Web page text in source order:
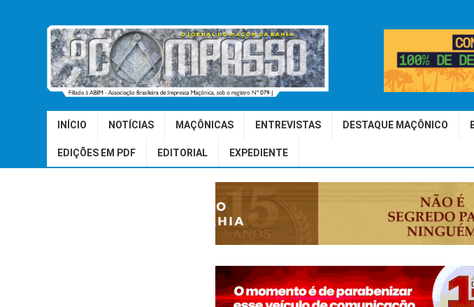
INÍCIO NOTÍCIAS MAÇÔNICAS ENTREVISTAS DESTAQUE MAÇÔNICO
EDIÇÕES EM PDF EDITORIAL EXPEDIENTE